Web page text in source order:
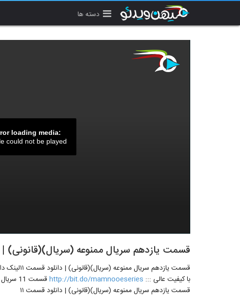
دسته ها
loading media:
could not be played
قسمت یازدهم سریال ممنوعه (سریال)(قانونی) | دانلود
با کیفیت عالی ::: http://bit.do/mamnooeseries قسمت 11 سریال ممنوعه سریال ممنوعه
قسمت یازدهم سریال ممنوعه (سریال)(قانونی) | دانلود قسمت ۱۱